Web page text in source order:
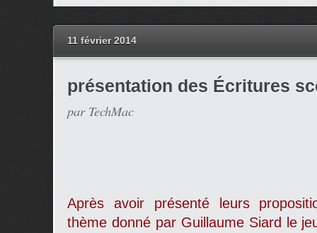
11 février 2014
présentation des Écritures
par TechMac
Après avoir présenté leurs
thème donné par Guillaume Siard le